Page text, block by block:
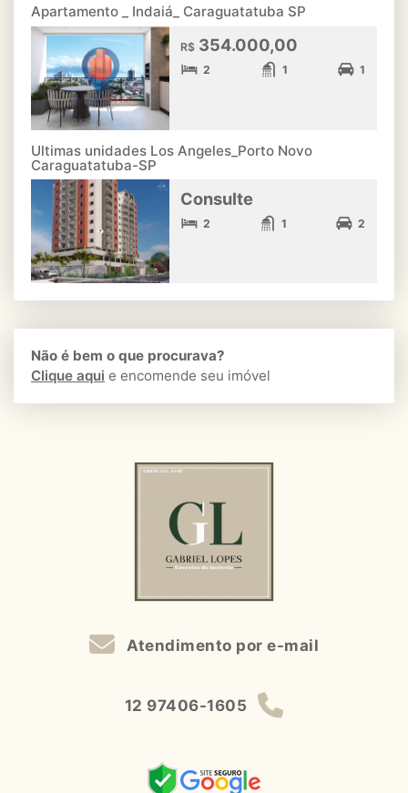
Apartamento _ Indaiá_ Caraguatatuba SP
R$ 354.000,00
2 1 1
Ultimas unidades Los Angeles_Porto Novo
Caraguatatuba-SP
Consulte
2 1 2
Não é bem o que procurava?
Clique aqui e encomende seu imóvel
Atendimento por e-mail
12 97406-1605